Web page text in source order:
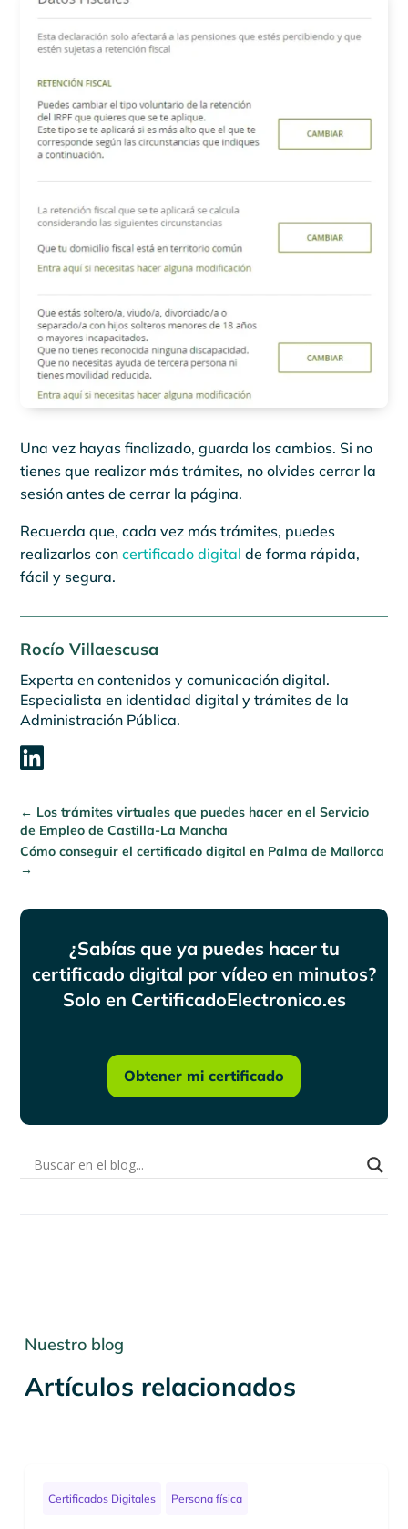
Una vez hayas finalizado, guarda los cambios. Si no
tienes que realizar más trámites, no olvides cerrar la
sesión antes de cerrar la página.
Recuerda que, cada vez más trámites, puedes
realizarlos concertificado digital de forma rápida,
fácil y segura.
Rocío Villaescusa
Experta en contenidos y comunicación digital.
Especialista en identidad digital y trámites de la
Administración Pública.

← Los trámites virtuales que puedes hacer en el Servicio
de Empleo de Castilla-La Mancha
Cómo conseguir el certificado digital en Palma de Mallorca
→
¿Sabías que ya puedes hacer tu
certificado digital por vídeo en minutos?
Solo en CertificadoElectronico.es
Obtener mi certificado
Nuestro blog
Artículos relacionados
Certificados Digitales Persona física